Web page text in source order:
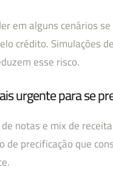
em alguns cenários
crédito. Simulações
esse risco.
urgente para se
notas e mix de
de precificação que